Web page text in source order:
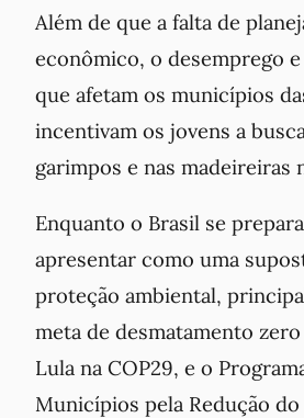
Além de que a falta de
econômico, o desemprego
que afetam os municípios
incentivam os jovens a
garimpos e nas madeireiras
Enquanto o Brasil se
apresentar como uma
proteção ambiental,
meta de desmatamento
Lula na COP29, e o
Municípios pela Redução